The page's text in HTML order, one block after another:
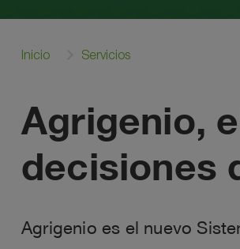
Inicio Servicios
Agrigenio,
decisiones
Agrigenio es el nuevo